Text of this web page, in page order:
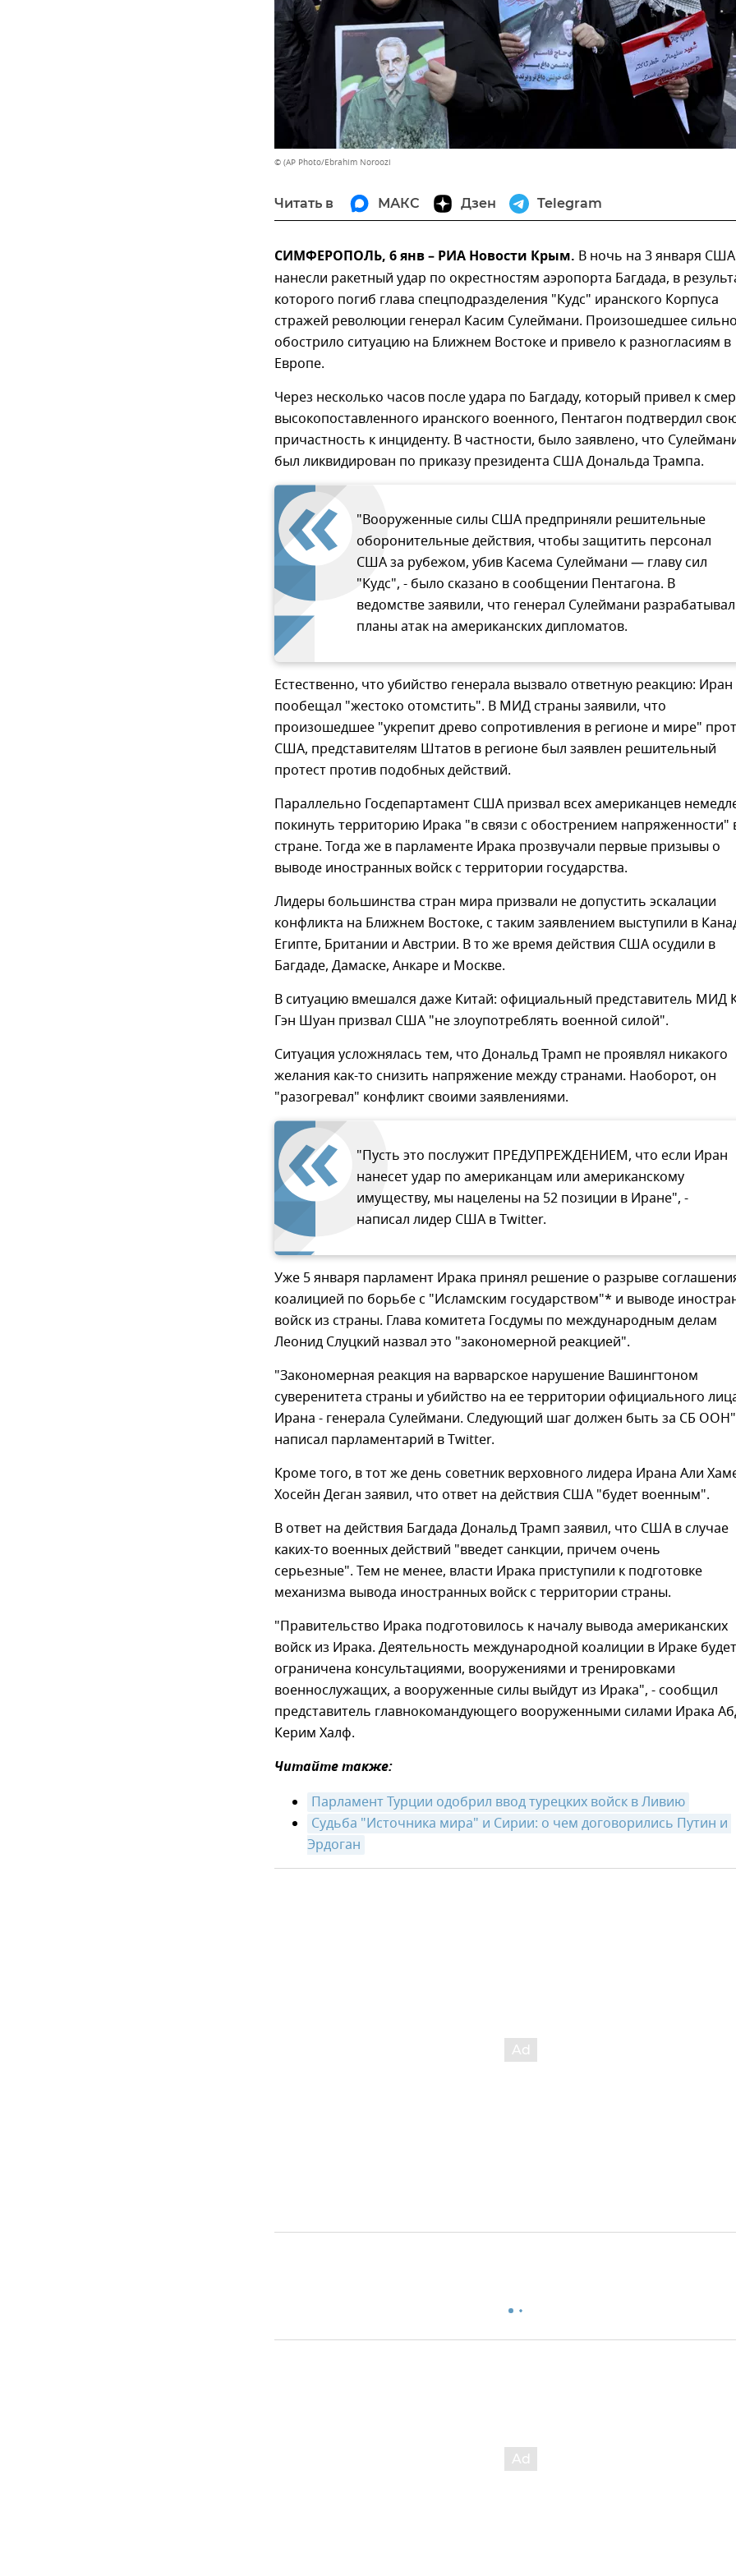
© (AP Photo/Ebrahim Noroozi
Читать в МАКС Дзен Telegram
СИМФЕРОПОЛЬ, 6 янв – РИА Новости Крым. В ночь на 3 января США
нанесли ракетный удар по окрестностям аэропорта Багдада, в
которого погиб глава спецподразделения "Кудс" иранского Корпуса
стражей революции генерал Касим Сулеймани. Произошедшее сильно
обострило ситуацию на Ближнем Востоке и привело к разногласиям в
Европе.
Через несколько часов после удара по Багдаду, который привел к
высокопоставленного иранского военного, Пентагон подтвердил
причастность к инциденту. В частности, было заявлено, что
был ликвидирован по приказу президента США Дональда Трампа.
"Вооруженные силы США предприняли решительные
оборонительные действия, чтобы защитить персонал
США за рубежом, убив Касема Сулеймани — главу сил
"Кудс", - было сказано в сообщении Пентагона. В
ведомстве заявили, что генерал Сулеймани разрабатывал
планы атак на американских дипломатов.
Естественно, что убийство генерала вызвало ответную реакцию: Иран
пообещал "жестоко отомстить". В МИД страны заявили, что
произошедшее "укрепит древо сопротивления в регионе и мире"
США, представителям Штатов в регионе был заявлен решительный
протест против подобных действий.
Параллельно Госдепартамент США призвал всех американцев
покинуть территорию Ирака "в связи с обострением напряженности"
стране. Тогда же в парламенте Ирака прозвучали первые призывы о
выводе иностранных войск с территории государства.
Лидеры большинства стран мира призвали не допустить эскалации
конфликта на Ближнем Востоке, с таким заявлением выступили в
Египте, Британии и Австрии. В то же время действия США осудили в
Багдаде, Дамаске, Анкаре и Москве.
В ситуацию вмешался даже Китай: официальный представитель МИД
Гэн Шуан призвал США "не злоупотреблять военной силой".
Ситуация усложнялась тем, что Дональд Трамп не проявлял никакого
желания как-то снизить напряжение между странами. Наоборот, он
"разогревал" конфликт своими заявлениями.
"Пусть это послужит ПРЕДУПРЕЖДЕНИЕМ, что если Иран
нанесет удар по американцам или американскому
имуществу, мы нацелены на 52 позиции в Иране", -
написал лидер США в Twitter.
Уже 5 января парламент Ирака принял решение о разрыве
коалицией по борьбе с "Исламским государством"* и выводе
войск из страны. Глава комитета Госдумы по международным делам
Леонид Слуцкий назвал это "закономерной реакцией".
"Закономерная реакция на варварское нарушение Вашингтоном
суверенитета страны и убийство на ее территории официального
Ирана - генерала Сулеймани. Следующий шаг должен быть за СБ
написал парламентарий в Twitter.
Кроме того, в тот же день советник верховного лидера Ирана Али
Хосейн Деган заявил, что ответ на действия США "будет военным".
В ответ на действия Багдада Дональд Трамп заявил, что США в случае
каких-то военных действий "введет санкции, причем очень
серьезные". Тем не менее, власти Ирака приступили к подготовке
механизма вывода иностранных войск с территории страны.
"Правительство Ирака подготовилось к началу вывода американских
войск из Ирака. Деятельность международной коалиции в Ираке будет
ограничена консультациями, вооружениями и тренировками
военнослужащих, а вооруженные силы выйдут из Ирака", - сообщил
представитель главнокомандующего вооруженными силами Ирака
Керим Халф.
Читайте также:
Парламент Турции одобрил ввод турецких войск в Ливию
Судьба "Источника мира" и Сирии: о чем договорились Путин и
Эрдоган